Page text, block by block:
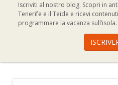
Iscriviti al nostro blog. Scopri in
Tenerife e il Teide e ricevi
programmare la vacanza sull’isola.